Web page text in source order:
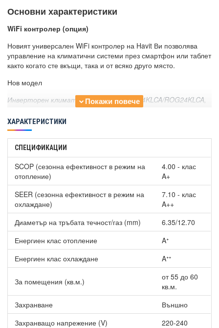
Основни характеристики
WiFi контролер (опция)
Новият универсален WiFi контролер на Havit Ви позволява
управление на климатични системи през смартфон или таблет
както когато сте вкъщи, така и от всяко друго място.
Нов модел
Инверторен климатик Fuji Electric RSG24KLCA/ROG24KLCA,
24000 BTU, Клас A++е функционален модел, който отоплява
при ниски температури до -15°C. Вертикалният въздушен
поток осигурява висока температура при пода на
помещението, за да гарантира комфорта. Вътрешното тяло на
климатика е едно от най-компактните в класа си.
Фреон R32: за едно по-екологично бъдеще
Новият хладилен агент R32 има с 68% по-нисък глобален
затоплящ ефект в сравнение с предходния R410A. Освен това
не оказва неблагоприятно влияние върху озоновия слой и
намалява глобалните разходи за опазване на околната среда.
Практични и удобни таймери
Този модел разполага с програмируем таймер и таймер за
сън, които може да използвате спрямо Вашето всекидневие.
ХАРАКТЕРИСТИКИ
СПЕЦИФИКАЦИИ
SCOP (сезонна ефективност в режим на
отопление)
4.00 - клас
A+
SEER (сезонна ефективност в режим на
охлаждане)
7.10 - клас
A++
Диаметър на тръбата течност/газ (mm)
6.35/12.70
Енергиен клас отопление
Aᐩ
Енергиен клас охлаждане
Aᐩᐩ
За помещения (кв.м.)
от 55 до 60
кв.м.
Захранване
Външно
Захранващо напрежение (V)
220-240